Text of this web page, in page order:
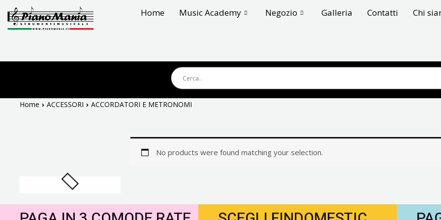
contenuto
Home Music Academy Negozio Galleria Contatti Chi
Home ACCESSORI ACCORDATORI E METRONOMI
No products were found matching your selection.